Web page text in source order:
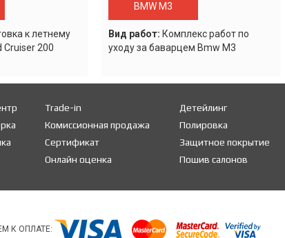
к летнему
Cruiser 200
BMW M3
Вид работ: Комплекс работ по
уходу за баварцем Bmw M3
Trade-in
Комиссионная продажа
Сертификат
Онлайн оценка
Детейлинг
Полировка
Защитное покрытие
Пошив салонов
К ОПЛАТЕ: